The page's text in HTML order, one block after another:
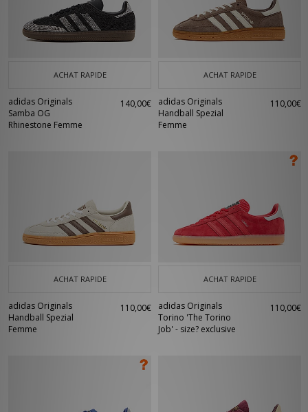
ACHAT RAPIDE
adidas Originals
Samba OG
Rhinestone Femme
140,00€
ACHAT RAPIDE
adidas Originals
Handball Spezial
Femme
110,00€
ACHAT RAPIDE
adidas Originals
Handball Spezial
Femme
110,00€
ACHAT RAPIDE
adidas Originals
Torino 'The Torino
Job' - size? exclusive
110,00€